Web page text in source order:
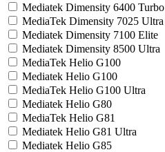
Mediatek Dimensity 6400 Turbo
MediaTek Dimensity 7025 Ultra
Mediatek Dimensity 7100 Elite
Mediatek Dimensity 8500 Ultra
MediaTek Helio G100
Mediatek Helio G100
MediaTek Helio G100 Ultra
Mediatek Helio G80
MediaTek Helio G81
Mediatek Helio G81 Ultra
Mediatek Helio G85